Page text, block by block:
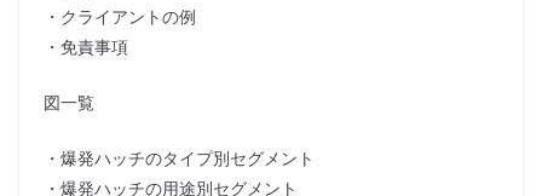
・クライアントの例
・免責事項
図一覧
・爆発ハッチのタイプ別セグメント
・爆発ハッチの用途別セグメント